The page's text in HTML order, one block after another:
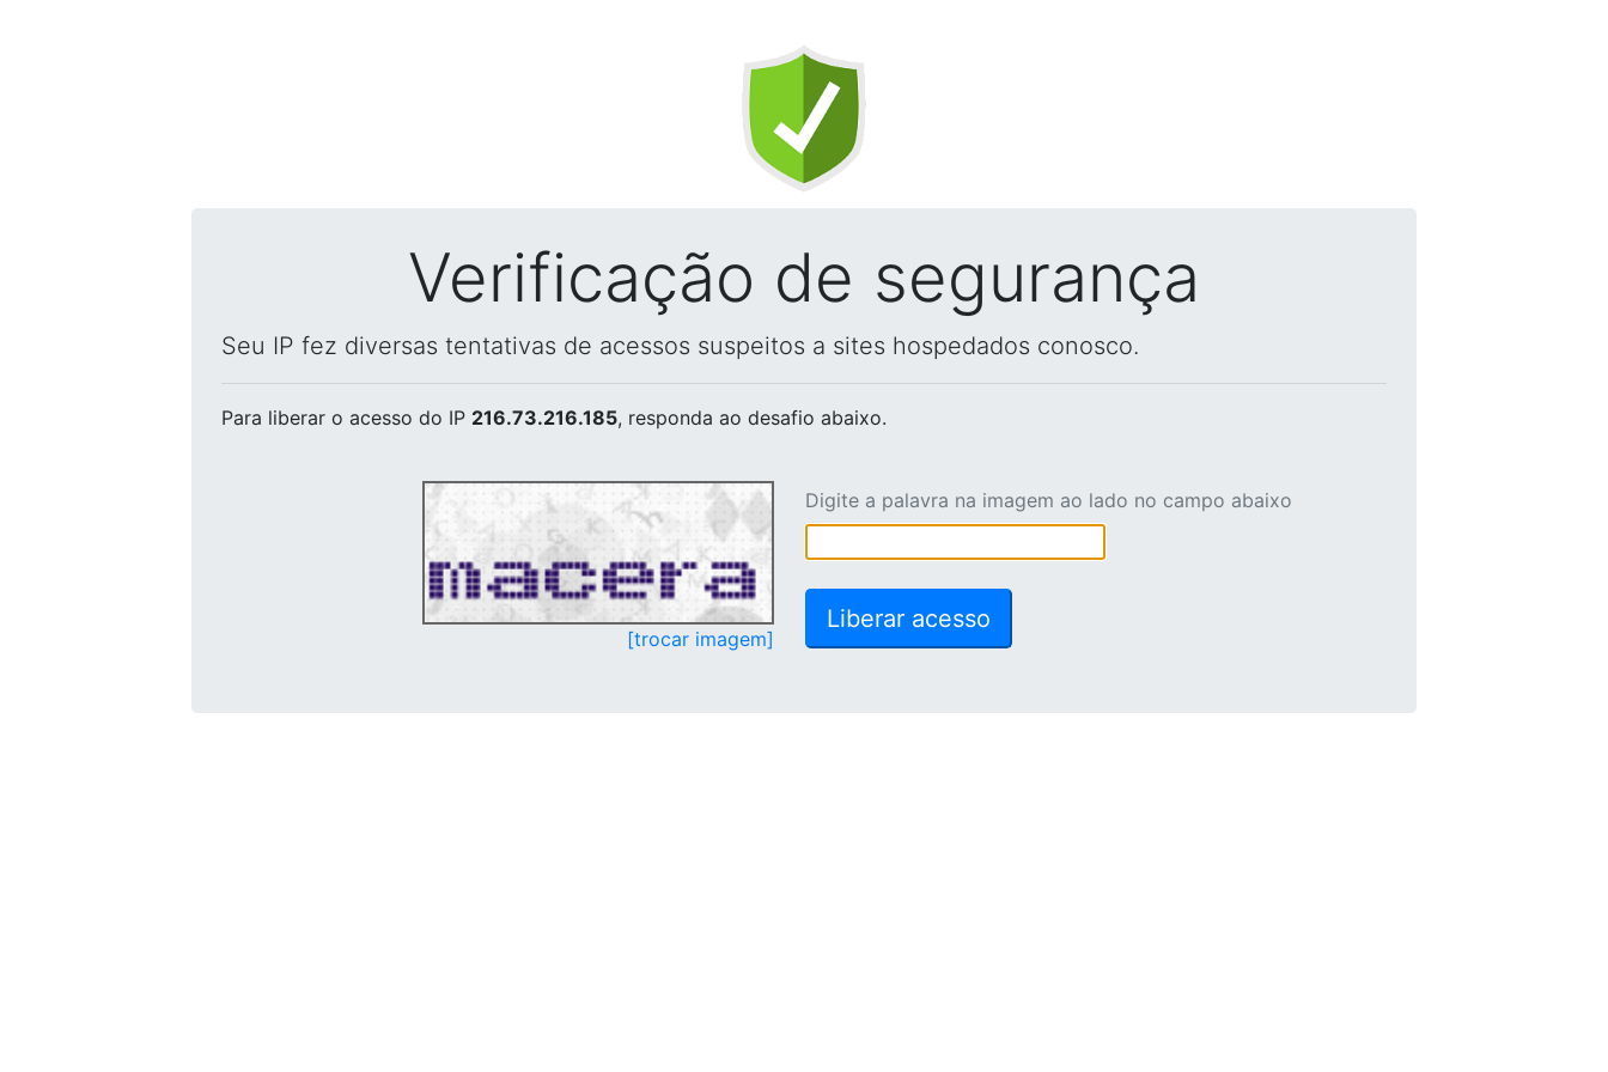
Verificação de segurança
Seu IP fez diversas tentativas de acessos suspeitos a sites hospedados conosco.
Para liberar o acesso do IP 216.73.216.185, responda ao desafio abaixo.
[trocar imagem]
Digite a palavra na imagem ao lado no campo abaixo